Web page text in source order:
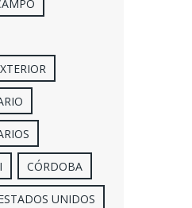
CÓRDOBA
UNIDOS